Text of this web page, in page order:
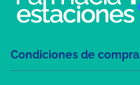
Condiciones de compra